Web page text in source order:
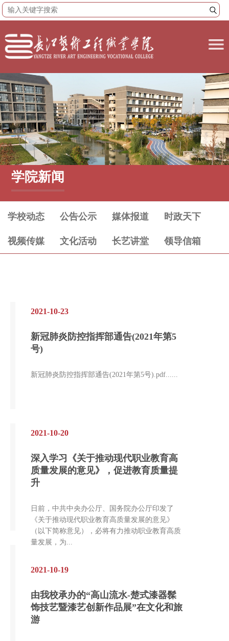
学院新闻
学校动态 公告公示 媒体报道 时政天下
视频传媒 文化活动 长艺讲堂 领导信箱
2021-10-23
新冠肺炎防控指挥部通告(2021年第5
号)
新冠肺炎防控指挥部通告(2021年第5号).pdf......
2021-10-20
深入学习《关于推动现代职业教育高
质量发展的意见》，促进教育质量提
升
日前，中共中央办公厅、国务院办公厅印发了
《关于推动现代职业教育高质量发展的意见》
（以下简称意见），必将有力推动职业教育高质
量发展，为...
2021-10-19
由我校承办的“高山流水-楚式漆器髹
饰技艺暨漆艺创新作品展”在文化和旅
游